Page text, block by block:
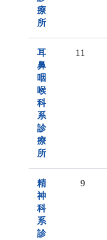
療
所
耳
鼻
咽
喉
科
系
診
療
所
11
精
神
科
系
診
9